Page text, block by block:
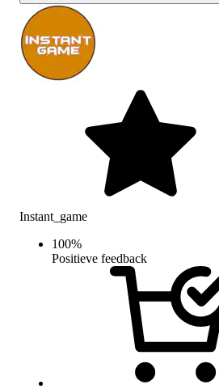
Instant_game
100%
Positieve feedback